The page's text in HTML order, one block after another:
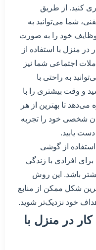
کنید. از طریق
شما می‌توانید به
وظایف خود را به صورت
در منزل با استفاده از
اجتماعی شما نیز
به راحتی با
و وقت بیشتری را با
می‌دهد تا بهترین از هر
شخصی خود را تجربه
یابید.
استفاده از گوشی
افرادی با زندگی
باشد. این روش
شکل ممکن از منابع
خود نزدیک‌تر شوید.
کار در منزل با